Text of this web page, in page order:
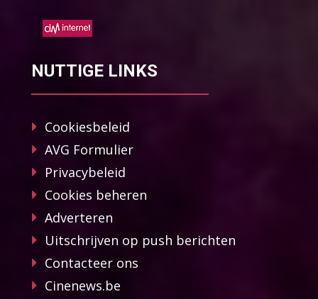
NUTTIGE LINKS
Cookiesbeleid
AVG Formulier
Privacybeleid
Cookies beheren
Adverteren
Uitschrijven op push berichten
Contacteer ons
Cinenews.be